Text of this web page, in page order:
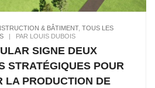
& BÂTIMENT, TOUS LES
| PAR LOUIS DUBOIS
SIGNE DEUX
STRATÉGIQUES POUR
LA PRODUCTION DE